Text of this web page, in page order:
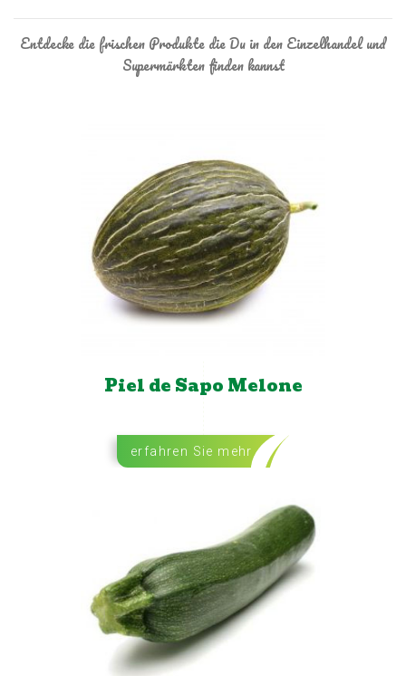
Entdecke die frischen Produkte die Du in den Einzelhandel und
Supermärkten finden kannst
Piel de Sapo Melone
erfahren Sie mehr